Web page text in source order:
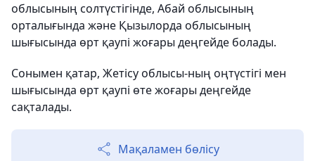
облысының солтүстігінде, Абай облысының
орталығында және Қызылорда облысының
шығысында өрт қаупі жоғары деңгейде болады.
Сонымен қатар, Жетісу облысы-ның оңтүстігі мен
шығысында өрт қаупі өте жоғары деңгейде
сақталады.
Мақаламен бөлісу